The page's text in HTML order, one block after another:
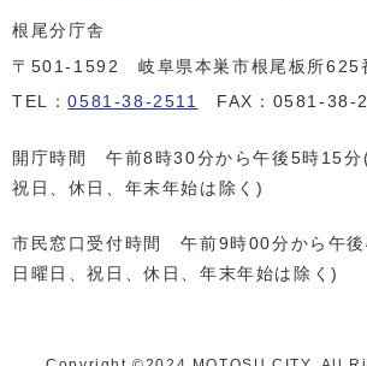
根尾分庁舎
〒501-1592 岐阜県本巣市根尾板所625
TEL：0581-38-2511 FAX：0581-38-
開庁時間 午前8時30分から午後5時15分(
祝日、休日、年末年始は除く)
市民窓口受付時間 午前9時00分から午後
日曜日、祝日、休日、年末年始は除く)